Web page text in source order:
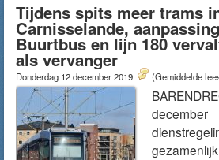
Tijdens spits meer trams
Carnisselande,
Buurtbus en lijn 180
als vervanger
Donderdag 12 december 2019 (Gemiddelde